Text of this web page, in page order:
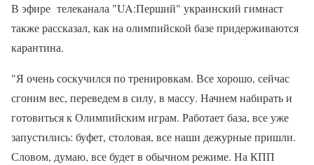
В эфире телеканала "UA:Перший" украинский гимнаст
также рассказал, как на олимпийской базе придерживаются
карантина.
"Я очень соскучился по тренировкам. Все хорошо, сейчас
сгоним вес, переведем в силу, в массу. Начнем набирать и
готовиться к Олимпийским играм. Работает база, все уже
запустились: буфет, столовая, все наши дежурные пришли.
Словом, думаю, все будет в обычном режиме. На КПП